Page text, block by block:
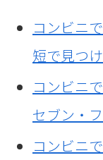
コンビニ
短で見つ
コンビニ
セブン・
コンビニ